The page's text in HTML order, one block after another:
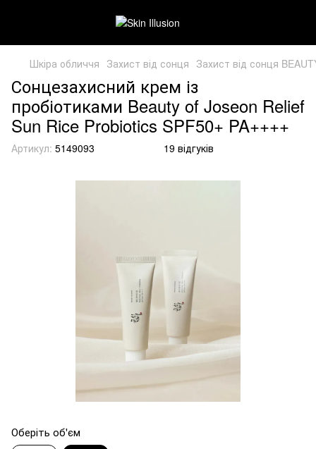
Шкіра обличчя Захист від сонця Захист від сонця
Сонцезахисний крем із
пробіотиками Beauty of Joseon Relief
Sun Rice Probiotics SPF50+ PA++++
Артикул: 5149093 19 відгуків
Оберіть об'єм